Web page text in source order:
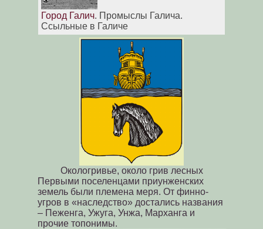
Город Галич. Промыслы Галича.
Ссыльные в Галиче
Окологривье, около грив лесных
Первыми поселенцами приунженских
земель были племена меря. От финно-
угров в «наследство» достались названия
– Пеженга, Ужуга, Унжа, Марханга и
прочие топонимы.